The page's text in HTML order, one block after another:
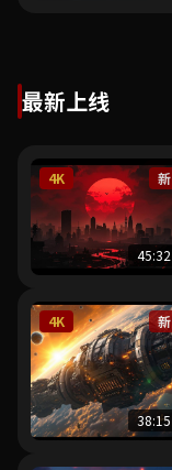
最新上线
4K 新
45:32
4K 新
38:15